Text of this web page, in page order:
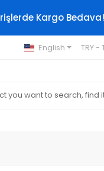
Kargo
English TRY -